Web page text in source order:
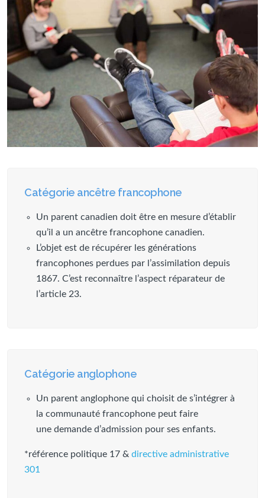
Catégorie ancêtre francophone
Un parent canadien doit être en mesure d’établir
qu’il a un ancêtre francophone canadien.
L’objet est de récupérer les générations
francophones perdues par l’assimilation depuis
1867. C’est reconnaître l’aspect réparateur de
l’article 23.
Catégorie anglophone
Un parent anglophone qui choisit de s’intégrer à
la communauté francophone peut faire
une demande d’admission pour ses enfants.
*référence politique 17 & directive administrative
301